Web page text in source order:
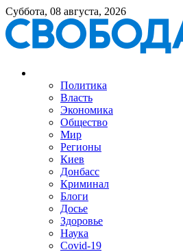
Суббота, 08 августа, 2026
Политика
Власть
Экономика
Общество
Мир
Регионы
Киев
Донбасс
Криминал
Блоги
Досье
Здоровье
Наука
Covid-19